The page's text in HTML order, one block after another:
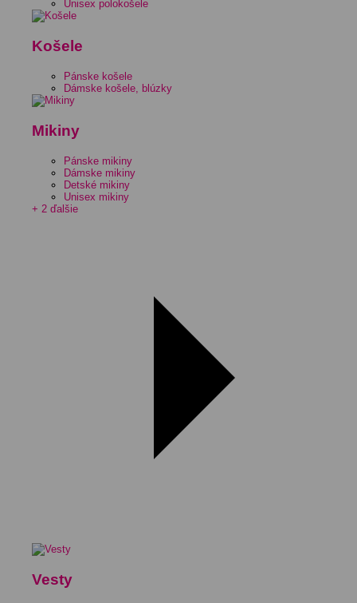
Unisex polokošele
Košele
Pánske košele
Dámske košele, blúzky
Mikiny
Pánske mikiny
Dámske mikiny
Detské mikiny
Unisex mikiny
+ 2 ďalšie
Vesty